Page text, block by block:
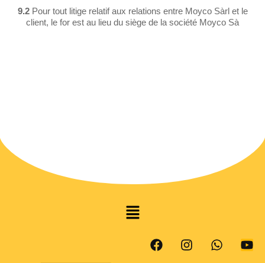
9.2 Pour tout litige relatif aux relations entre Moyco Sàrl et le
client, le for est au lieu du siège de la société Moyco Sà